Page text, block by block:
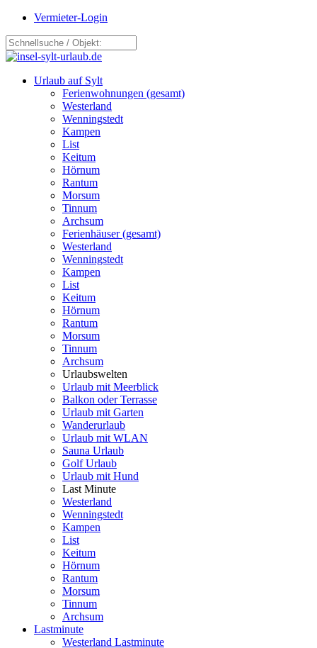
Vermieter-Login
Urlaub auf Sylt
Ferienwohnungen (gesamt)
Westerland
Wenningstedt
Kampen
List
Keitum
Hörnum
Rantum
Morsum
Tinnum
Archsum
Ferienhäuser (gesamt)
Westerland
Wenningstedt
Kampen
List
Keitum
Hörnum
Rantum
Morsum
Tinnum
Archsum
Urlaubswelten
Urlaub mit Meerblick
Balkon oder Terrasse
Urlaub mit Garten
Wanderurlaub
Urlaub mit WLAN
Sauna Urlaub
Golf Urlaub
Urlaub mit Hund
Last Minute
Westerland
Wenningstedt
Kampen
List
Keitum
Hörnum
Rantum
Morsum
Tinnum
Archsum
Lastminute
Westerland Lastminute